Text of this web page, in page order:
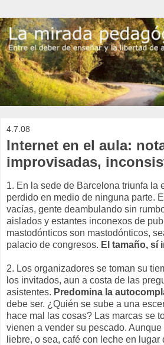
4.7.08
Internet en el aula:
improvisadas,
1. En la sede de Barcelona triunfa la
perdido en medio de ninguna parte.
vacías, gente deambulando sin
aislados y estantes inconexos de
mastodónticos son mastodónticos,
palacio de congresos. El tamaño, sí
2. Los organizadores se toman su
los invitados, aun a costa de las
asistentes. Predomina la
debe ser. ¿Quién se sube a una
hace mal las cosas? Las marcas se
vienen a vender su pescado.
liebre, o sea, café con leche en